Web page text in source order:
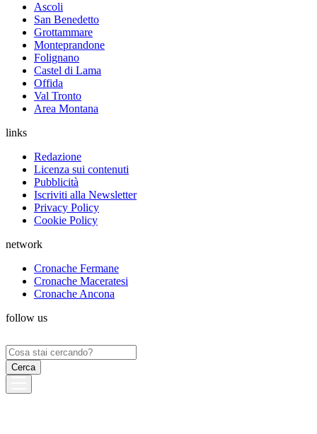
Ascoli
San Benedetto
Grottammare
Monteprandone
Folignano
Castel di Lama
Offida
Val Tronto
Area Montana
links
Redazione
Licenza sui contenuti
Pubblicità
Iscriviti alla Newsletter
Privacy Policy
Cookie Policy
network
Cronache Fermane
Cronache Maceratesi
Cronache Ancona
follow us
Ricerca
per: